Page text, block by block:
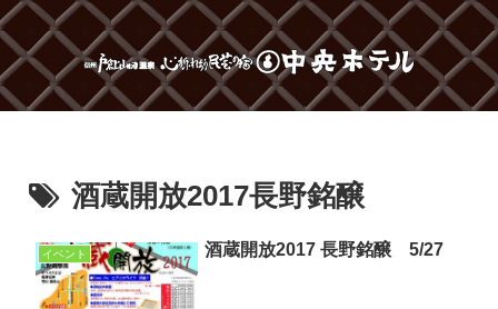
酒蔵開放2017長野銘醸
イベント 酒蔵開放2017 長野銘醸 5/27